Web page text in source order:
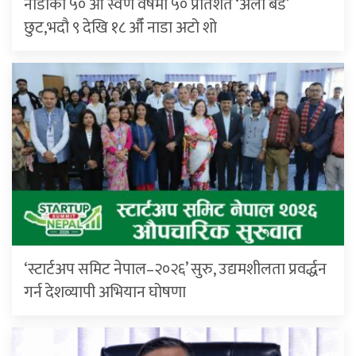
छुट,भदौ ९ देखि १८ औँ नाडा अटो शो
‘स्टार्टअप समिट नेपाल–२०२६’ सुरु, उद्यमशीलता प्रवर्द्धन
गर्न देशव्यापी अभियान घोषणा